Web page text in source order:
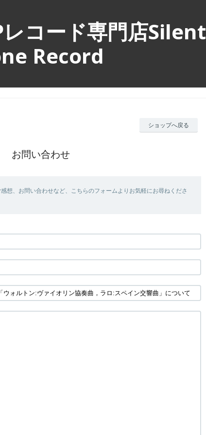
コード専門店Silent
Record
ショップへ戻る
お問い合わせ
想、お問い合わせなど、こちらのフォームよりお気軽にお尋ねくださ